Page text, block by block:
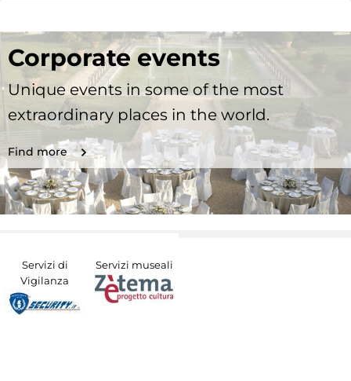
Corporate events
Unique events in some of the most
extraordinary places in the world.
Find more
Servizi di
Vigilanza
Servizi museali